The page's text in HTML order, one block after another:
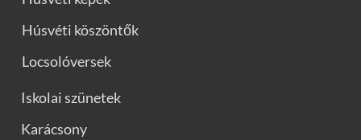
Húsvéti köszöntők
Locsolóversek
Iskolai szünetek
Karácsony